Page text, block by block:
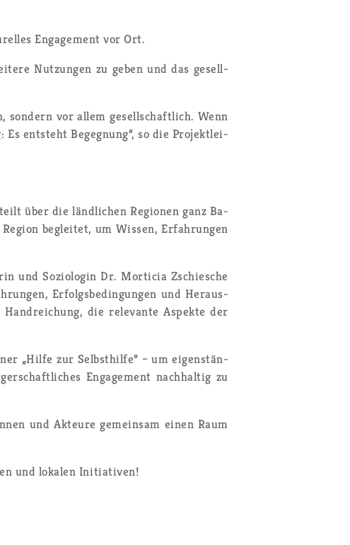
En­ga­ge­ment vor Ort.
Nut­zun­gen zu geben und das ge­sell­
son­dern vor allem ge­sell­schaft­lich. Wenn
ent­steht Be­geg­nung“, so die Pro­jekt­lei­
über die länd­li­chen Re­gio­nen ganz Ba­
be­glei­tet, um Wis­sen, Er­fah­run­gen
und So­zio­lo­gin Dr. Mor­ti­cia Zschie­sche
Er­folgs­be­din­gun­gen und Her­aus­
die re­le­van­te As­pek­te der
„Hilfe zur Selbst­hil­fe“ – um ei­gen­stän­
En­ga­ge­ment nach­hal­tig zu
und Ak­teu­re ge­mein­sam einen Raum
und lo­ka­len In­itia­ti­ven!